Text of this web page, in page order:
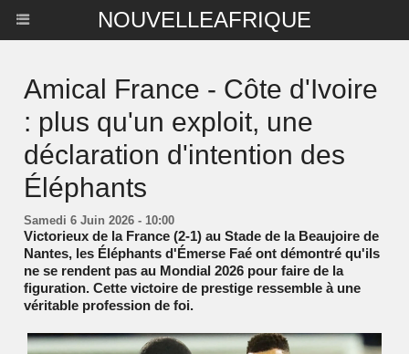
NOUVELLEAFRIQUE
Amical France - Côte d'Ivoire
: plus qu'un exploit, une
déclaration d'intention des
Éléphants
Samedi 6 Juin 2026 - 10:00
Victorieux de la France (2-1) au Stade de la Beaujoire de
Nantes, les Éléphants d'Émerse Faé ont démontré qu'ils
ne se rendent pas au Mondial 2026 pour faire de la
figuration. Cette victoire de prestige ressemble à une
véritable profession de foi.